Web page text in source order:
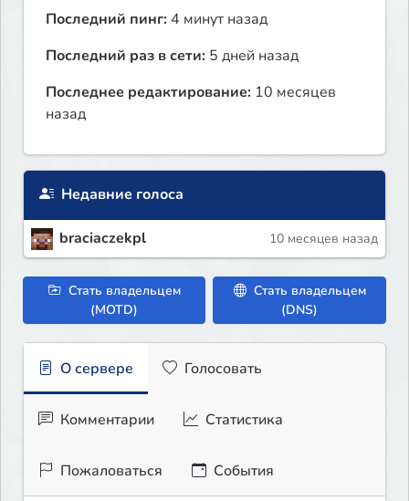
Последний пинг: 4 минут назад
Последний раз в сети: 5 дней назад
Последнее редактирование: 10 месяцев
назад
Недавние голоса
braciaczekpl 10 месяцев назад
Стать владельцем
(MOTD)
Стать владельцем
(DNS)
О сервере Голосовать
Комментарии Статистика
Пожаловаться События